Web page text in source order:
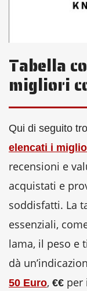
Tabella
migliori
Qui di seguito
elencati i
recensioni e
acquistati e
soddisfatti. La
essenziali,
lama, il peso e
dà
50 Euro, €€ per i